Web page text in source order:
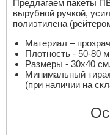
Предлагаем пакеты
вырубной ручкой,
полиэтилена
Материал –
Плотность - 50-80
Размеры - 30х40
Минимальный
(при наличии на